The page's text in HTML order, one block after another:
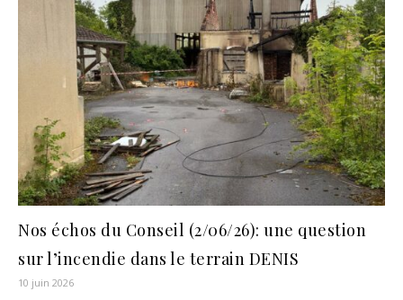
Nos échos du Conseil (2/06/26): une question
sur l’incendie dans le terrain DENIS
10 juin 2026